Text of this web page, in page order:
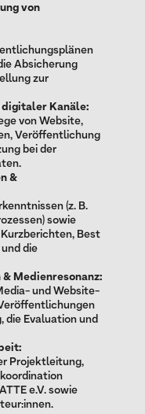
von
Absicherung
zur
Kanäle:
von Website,
Veröffentlichung
bei der
&
(z. B.
sowie
Best
die
Medienresonanz:
und Website-
die Evaluation und
Projektleitung,
e.V. sowie